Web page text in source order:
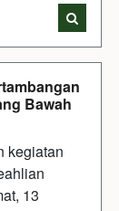
Bawah
kegiatan
13